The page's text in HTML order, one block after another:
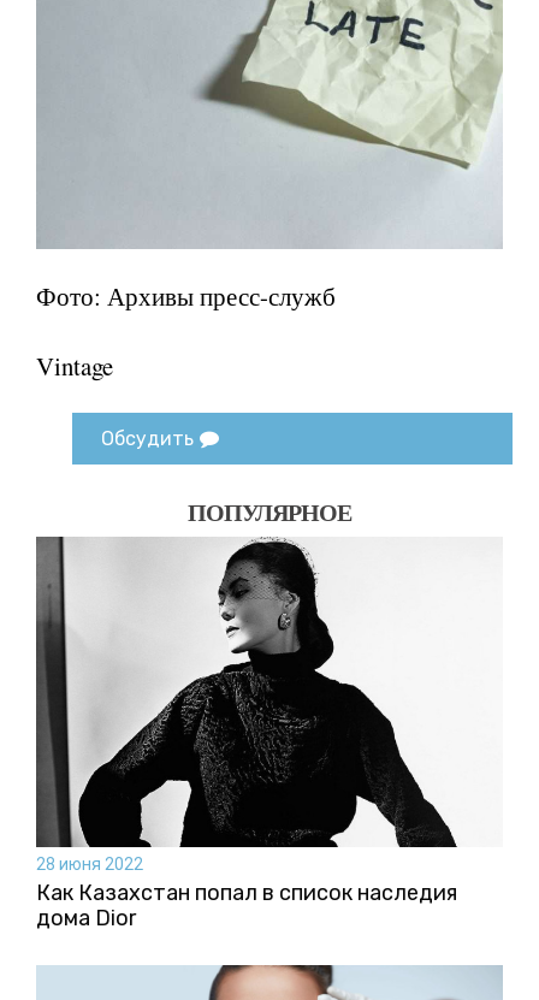
Фото: Архивы пресс-служб
Vintage
Обсудить
ПОПУЛЯРНОЕ
28 июня 2022
Как Казахстан попал в список наследия
дома Dior